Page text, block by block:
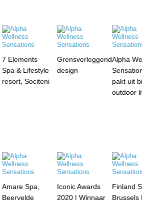
7 Elements
Spa & Lifestyle
resort, Sociteni
Grensverleggend
design
Alpha
pakt uit
outdoor
Amare Spa,
Beervelde
Iconic Awards
2020 | Winnaar
Finland
Brussels